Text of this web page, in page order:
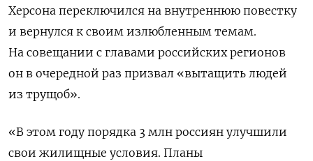
Херсона переключился на внутреннюю повестку
и вернулся к своим излюбленным темам.
На совещании с главами российских регионов
он в очередной раз призвал «вытащить людей
из трущоб».
«В этом году порядка 3 млн россиян улучшили
свои жилищные условия. Планы